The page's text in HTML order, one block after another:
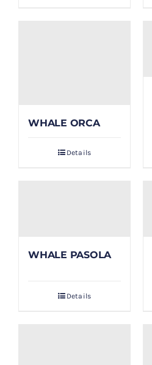
WHALE ORCA
Details
WHALE PASOLA
Details